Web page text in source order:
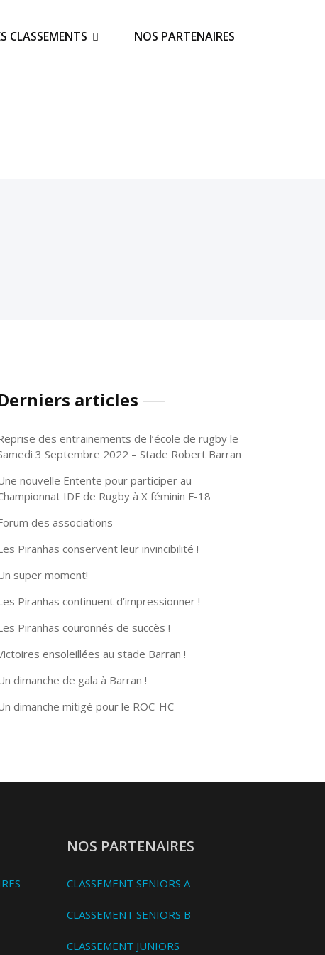
CLASSEMENTS NOS PARTENAIRES
articles
des entrainements de l’école de rugby le
3 Septembre 2022 – Stade Robert Barran
nouvelle Entente pour participer au
IDF de Rugby à X féminin F-18
des associations
Piranhas conservent leur invincibilité !
super moment!
Piranhas continuent d’impressionner !
Piranhas couronnés de succès !
ensoleillées au stade Barran !
dimanche de gala à Barran !
dimanche mitigé pour le ROC-HC
NOS PARTENAIRES
CLASSEMENT SENIORS A
CLASSEMENT SENIORS B
CLASSEMENT JUNIORS